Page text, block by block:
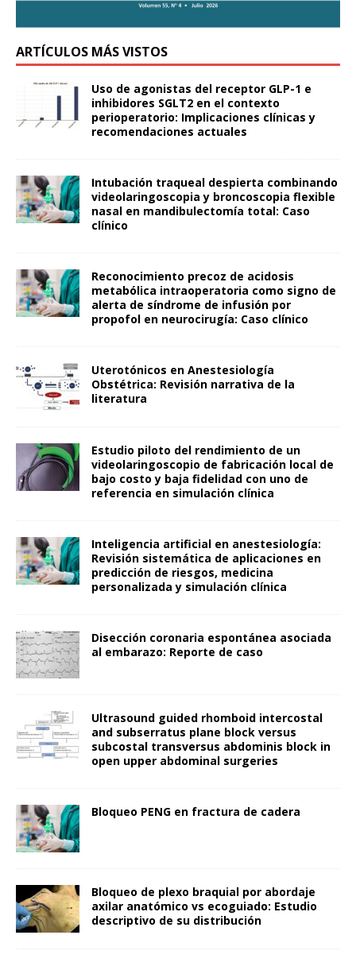
ARTÍCULOS MÁS VISTOS
Uso de agonistas del receptor GLP-1 e
inhibidores SGLT2 en el contexto
perioperatorio: Implicaciones clínicas y
recomendaciones actuales
Intubación traqueal despierta combinando
videolaringoscopia y broncoscopia flexible
nasal en mandibulectomía total: Caso
clínico
Reconocimiento precoz de acidosis
metabólica intraoperatoria como signo de
alerta de síndrome de infusión por
propofol en neurocirugía: Caso clínico
Uterotónicos en Anestesiología
Obstétrica: Revisión narrativa de la
literatura
Estudio piloto del rendimiento de un
videolaringoscopio de fabricación local de
bajo costo y baja fidelidad con uno de
referencia en simulación clínica
Inteligencia artificial en anestesiología:
Revisión sistemática de aplicaciones en
predicción de riesgos, medicina
personalizada y simulación clínica
Disección coronaria espontánea asociada
al embarazo: Reporte de caso
Ultrasound guided rhomboid intercostal
and subserratus plane block versus
subcostal transversus abdominis block in
open upper abdominal surgeries
Bloqueo PENG en fractura de cadera
Bloqueo de plexo braquial por abordaje
axilar anatómico vs ecoguiado: Estudio
descriptivo de su distribución